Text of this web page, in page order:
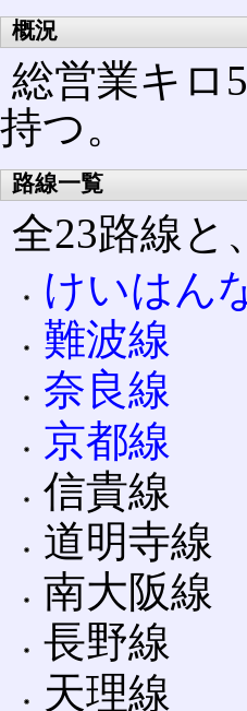
概況
総営業キロ
持つ。
路線一覧
全23路線と
けいはん
難波線
奈良線
京都線
信貴線
道明寺線
南大阪線
長野線
天理線